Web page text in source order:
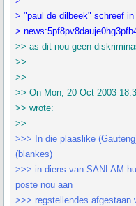
> "paul de dilbeek" schreef in
>
>> as dit nou geen
>>
>>
>> On Mon, 20 Oct 2003
>> wrote:
>>
>>> In die plaaslike
(blankes)
>>> in diens van SANLAM
poste nou aan
>>> regstellendes afgestaan